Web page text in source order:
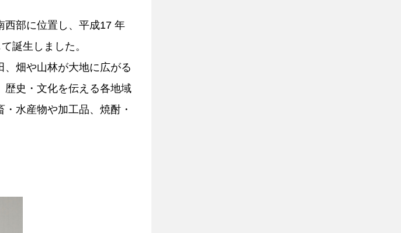
西部に位置し、平成17 年
誕生しました。
畑や山林が大地に広がる
歴史・文化を伝える各地域
水産物や加工品、焼酎・